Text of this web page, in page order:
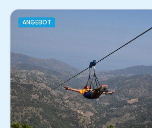
ANGEBOT